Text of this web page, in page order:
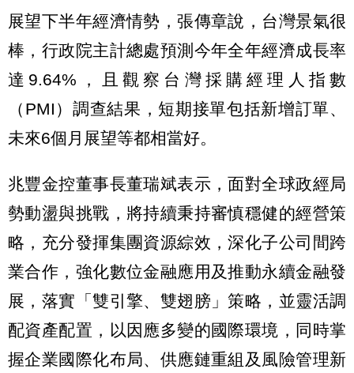
展望下半年經濟情勢，張傳章說，台灣景氣很
棒，行政院主計總處預測今年全年經濟成長率
達9.64%，且觀察台灣採購經理人指數
（PMI）調查結果，短期接單包括新增訂單、
未來6個月展望等都相當好。
兆豐金控董事長董瑞斌表示，面對全球政經局
勢動盪與挑戰，將持續秉持審慎穩健的經營策
略，充分發揮集團資源綜效，深化子公司間跨
業合作，強化數位金融應用及推動永續金融發
展，落實「雙引擎、雙翅膀」策略，並靈活調
配資產配置，以因應多變的國際環境，同時掌
握企業國際化布局、供應鏈重組及風險管理新